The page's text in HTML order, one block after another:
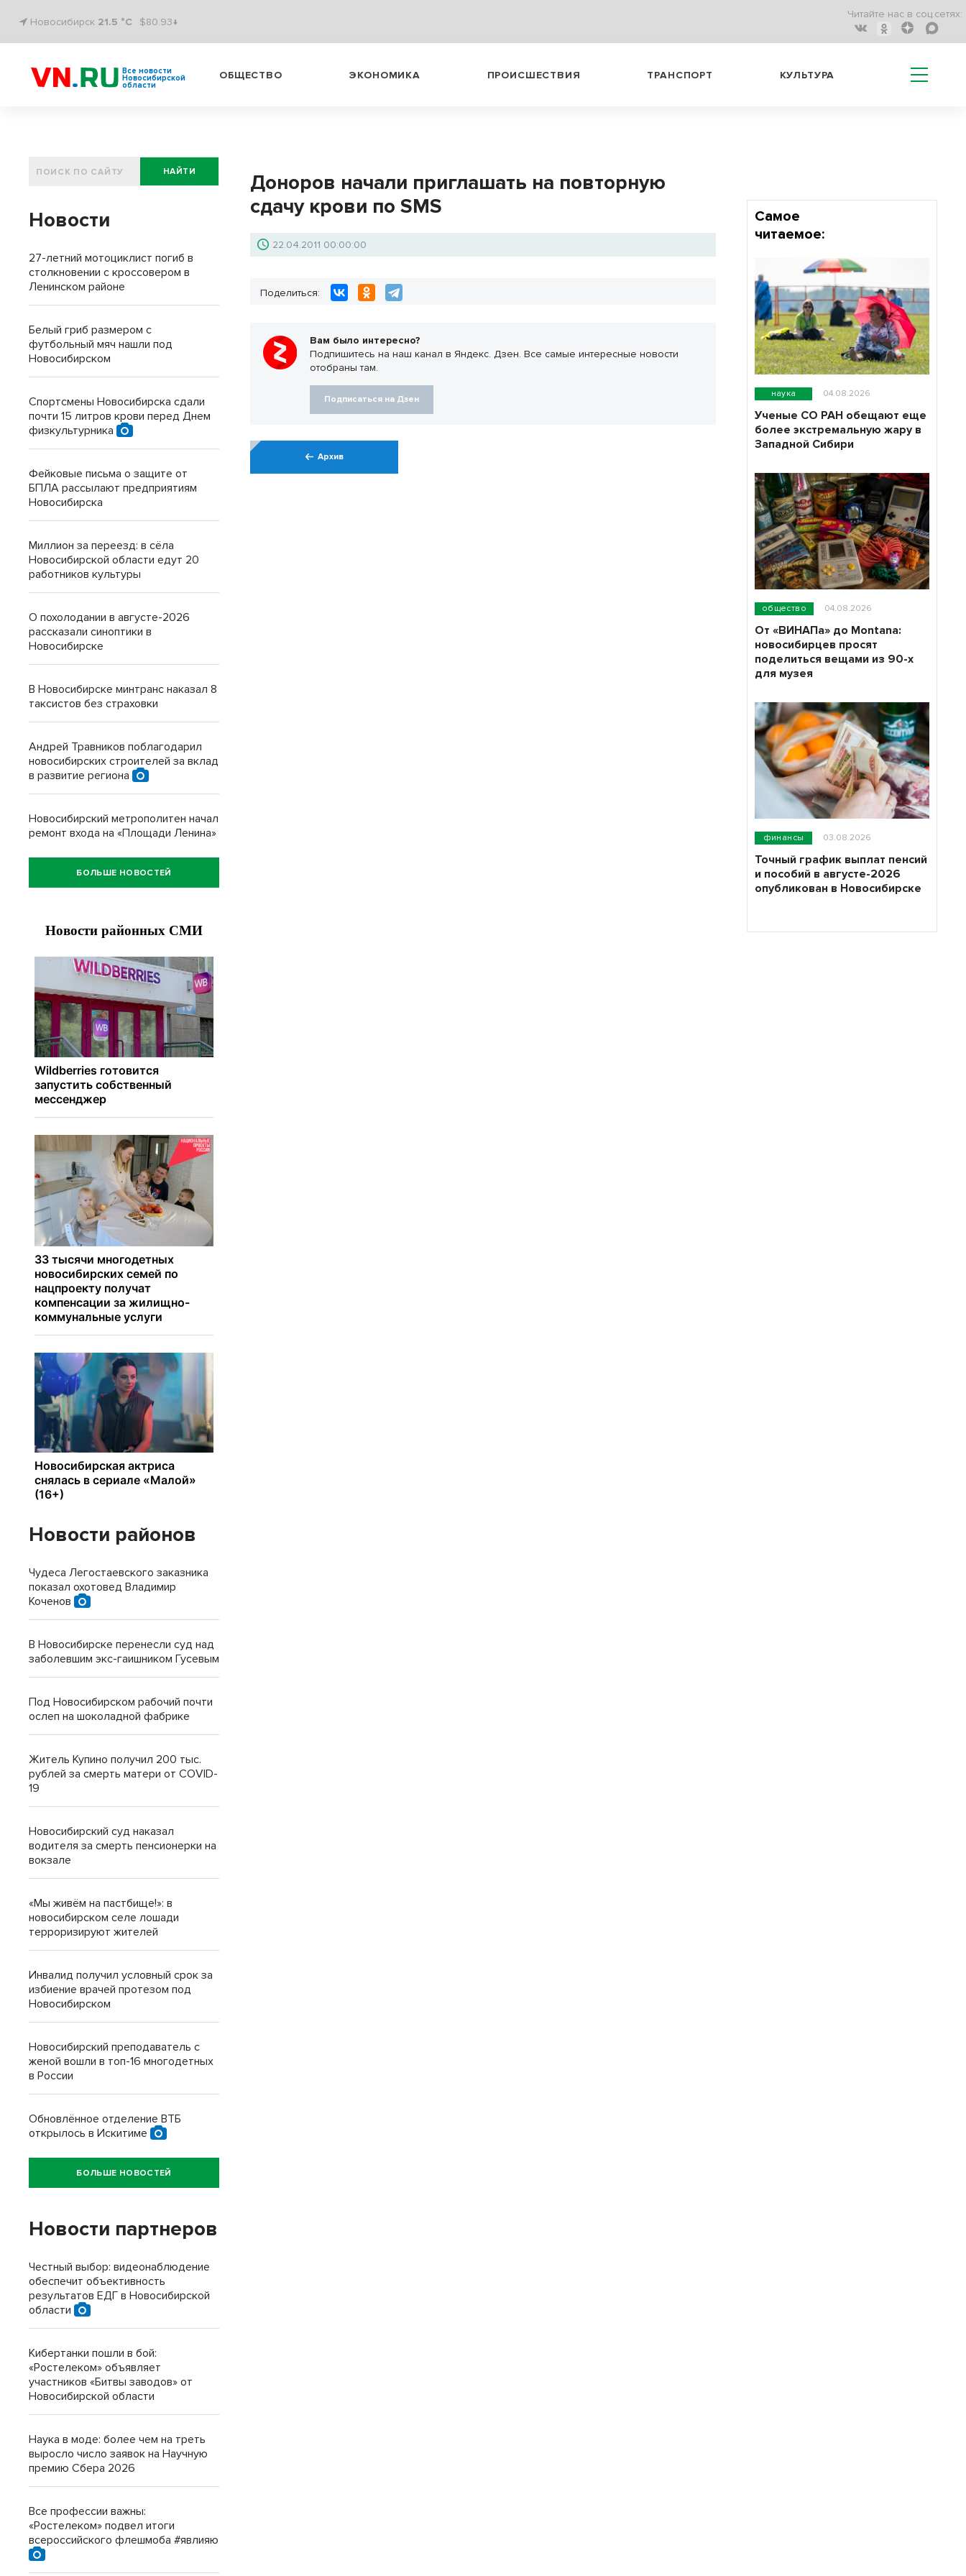
Новосибирск 21.5 °C $80.93↓
Читайте нас в соц.сетях:
Все новости
Новосибирской
области
ОБЩЕСТВО ЭКОНОМИКА ПРОИСШЕСТВИЯ ТРАНСПОРТ КУЛЬТУРА
Доноров начали приглашать на повторную
сдачу крови по SMS
22.04.2011 00:00:00
Поделиться:
Вам было интересно?
Подпишитесь на наш канал в Яндекс. Дзен. Все самые интересные новости
отобраны там.
Подписаться на Дзен
Архив
НАЙТИ
Новости
27-летний мотоциклист погиб в
столкновении с кроссовером в
Ленинском районе
Белый гриб размером с
футбольный мяч нашли под
Новосибирском
Спортсмены Новосибирска сдали
почти 15 литров крови перед Днем
физкультурника
Фейковые письма о защите от
БПЛА рассылают предприятиям
Новосибирска
Миллион за переезд: в сёла
Новосибирской области едут 20
работников культуры
О похолодании в августе-2026
рассказали синоптики в
Новосибирске
В Новосибирске минтранс наказал 8
таксистов без страховки
Андрей Травников поблагодарил
новосибирских строителей за вклад
в развитие региона
Новосибирский метрополитен начал
ремонт входа на «Площади Ленина»
БОЛЬШЕ НОВОСТЕЙ
Новости районов
Чудеса Легостаевского заказника
показал охотовед Владимир
Коченов
В Новосибирске перенесли суд над
заболевшим экс-гаишником Гусевым
Под Новосибирском рабочий почти
ослеп на шоколадной фабрике
Житель Купино получил 200 тыс.
рублей за смерть матери от COVID-
19
Новосибирский суд наказал
водителя за смерть пенсионерки на
вокзале
«Мы живём на пастбище!»: в
новосибирском селе лошади
терроризируют жителей
Инвалид получил условный срок за
избиение врачей протезом под
Новосибирском
Новосибирский преподаватель с
женой вошли в топ-16 многодетных
в России
Обновлённое отделение ВТБ
открылось в Искитиме
БОЛЬШЕ НОВОСТЕЙ
Новости партнеров
Честный выбор: видеонаблюдение
обеспечит объективность
результатов ЕДГ в Новосибирской
области
Кибертанки пошли в бой:
«Ростелеком» объявляет
участников «Битвы заводов» от
Новосибирской области
Наука в моде: более чем на треть
выросло число заявок на Научную
премию Сбера 2026
Все профессии важны:
«Ростелеком» подвел итоги
всероссийского флешмоба #явлияю
Самое
читаемое:
наука 04.08.2026
Ученые СО РАН обещают еще
более экстремальную жару в
Западной Сибири
общество 04.08.2026
От «ВИНАПа» до Montana:
новосибирцев просят
поделиться вещами из 90-х
для музея
финансы 03.08.2026
Точный график выплат пенсий
и пособий в августе-2026
опубликован в Новосибирске